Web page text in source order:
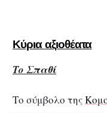
Κύρια αξιοθέατα
Το Σπαθί
Το σύμβολο της